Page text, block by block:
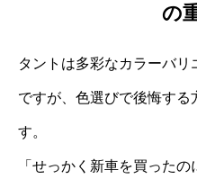
の
タントは多彩なカラーバ
ですが、色選びで後悔す
す。
「せっかく新車を買った